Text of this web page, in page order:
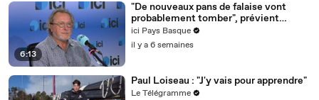
6:13
"De nouveaux pans de falaise vont
probablement tomber", prévient
Bernard Dulau, de l’association Anglet
Vert Océan
ici Pays Basque
il y a 6 semaines
Paul Loiseau : "J'y vais pour apprendre"
Le Télégramme